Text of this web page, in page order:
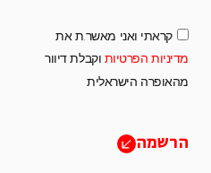
קראתי ואני מאשר.ת את
מדיניות הפרטיות וקבלת דיוור
מהאופרה הישראלית
הרשמה